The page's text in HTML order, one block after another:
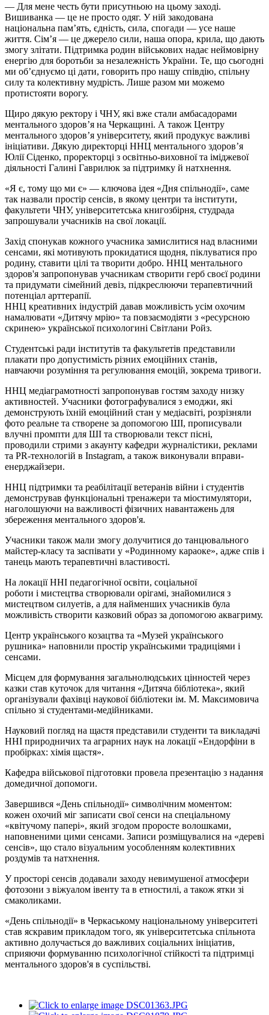
— Для мене честь бути присутньою на цьому заході.
Вишиванка — це не просто одяг. У ній закодована
національна памʼять, єдність, сила, спогади — усе наше
життя. Сімʼя — це джерело сили, наша опора, крила, що дають
змогу злітати. Підтримка родин військових надає неймовірну
енергію для боротьби за незалежність України. Те, що сьогодні
ми обʼєднуємо ці дати, говорить про нашу співдію, спільну
силу та колективну мудрість. Лише разом ми можемо
протистояти ворогу.
Щиро дякую ректору і ЧНУ, які вже стали амбасадорами
ментального здоров’я на Черкащині. А також Центру
ментального здоровʼя університету, який продукує важливі
ініціативи. Дякую директорці ННЦ ментального здоров’я
Юлії Сіденко, проректорці з освітньо-виховної та іміджевої
діяльності Галині Гаврилюк за підтримку й натхнення.
«Я є, тому що ми є» — ключова ідея «Дня спільнодії», саме
так назвали простір сенсів, в якому центри та інститути,
факультети ЧНУ, університетська книгозбірня, студрада
запрошували учасників на свої локації.
Захід спонукав кожного учасника замислитися над власними
сенсами, які мотивують прокидатися щодня, піклуватися про
родину, ставити цілі та творити добро. ННЦ ментального
здоров'я запропонував учасникам створити герб своєї родини
та придумати сімейний девіз, підкреслюючи терапевтичний
потенціал арттерапії.
ННЦ креативних індустрій давав можливість усім охочим
намалювати «Дитячу мрію» та повзаємодіяти з «ресурсною
скринею» української психологині Світлани Ройз.
Студентські ради інститутів та факультетів представили
плакати про допустимість різних емоційних станів,
навчаючи розуміння та регулювання емоцій, зокрема тривоги.
ННЦ медіаграмотності запропонував гостям заходу низку
активностей. Учасники фотографувалися з емоджи, які
демонструють їхній емоційний стан у медіасвіті, розрізняли
фото реальне та створене за допомогою ШІ, прописували
влучні промпти для ШІ та створювали текст пісні,
проводили стрими з акаунту кафедри журналістики, реклами
та PR-технологій в Instagram, а також виконували вправи-
енерджайзери.
ННЦ підтримки та реабілітації ветеранів війни і студентів
демонстрував функціональні тренажери та міостимулятори,
наголошуючи на важливості фізичних навантажень для
збереження ментального здоров'я.
Учасники також мали змогу долучитися до танцювального
майстер-класу та заспівати у «Родинному караоке», адже спів і
танець мають терапевтичні властивості.
На локації ННІ педагогічної освіти, соціальної
роботи і мистецтва створювали орігамі, знайомилися з
мистецтвом силуетів, а для найменших учасників була
можливість створити казковий образ за допомогою аквагриму.
Центр українського козацтва та «Музей українського
рушника» наповнили простір українськими традиціями і
сенсами.
Місцем для формування загальнолюдських цінностей через
казки став куточок для читання «Дитяча бібліотека», який
організували фахівці наукової бібліотеки ім. М. Максимовича
спільно зі студентами-медійниками.
Науковий погляд на щастя представили студенти та викладачі
ННІ природничих та аграрних наук на локації «Ендорфіни в
пробірках: хімія щастя».
Кафедра військової підготовки провела презентацію з надання
домедичної допомоги.
Завершився «День спільнодії» символічним моментом:
кожен охочий міг записати свої сенси на спеціальному
«квітучому папері», який згодом проросте волошками,
наповненими цими сенсами. Записи розміщувалися на «дереві
сенсів», що стало візуальним уособленням колективних
роздумів та натхнення.
У просторі сенсів додавали заходу невимушеної атмосфери
фотозони з віжуалом івенту та в етностилі, а також ятки зі
смаколиками.
«День спільнодії» в Черкаському національному університеті
став яскравим прикладом того, як університетська спільнота
активно долучається до важливих соціальних ініціатив,
сприяючи формуванню психологічної стійкості та підтримці
ментального здоров'я в суспільстві.